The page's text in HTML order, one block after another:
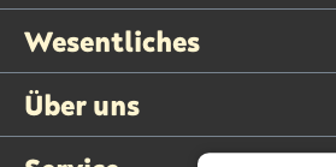
Wesentliches
Über uns